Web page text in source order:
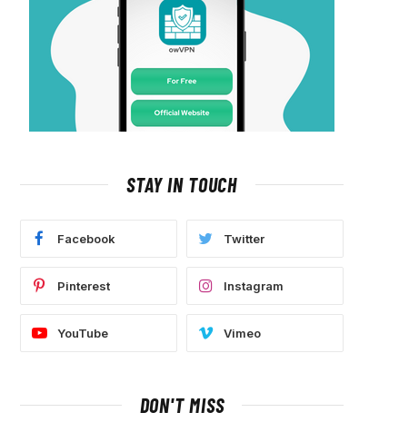
STAY IN TOUCH
Facebook Twitter
Pinterest Instagram
YouTube Vimeo
DON'T MISS